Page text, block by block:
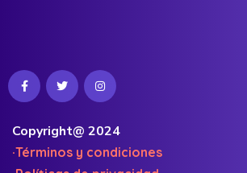
Copyright@ 2024
·Términos y condiciones